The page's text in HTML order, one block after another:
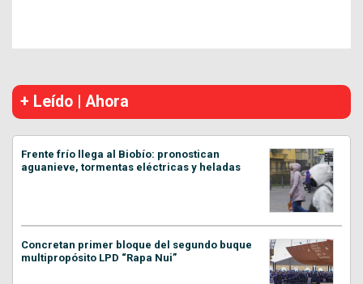
+ Leído | Ahora
Frente frío llega al Biobío: pronostican
aguanieve, tormentas eléctricas y heladas
Concretan primer bloque del segundo buque
multipropósito LPD “Rapa Nui”